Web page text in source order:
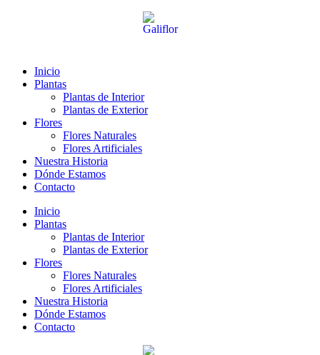
Inicio
Plantas
Plantas de Interior
Plantas de Exterior
Flores
Flores Naturales
Flores Artificiales
Nuestra Historia
Dónde Estamos
Contacto
Inicio
Plantas
Plantas de Interior
Plantas de Exterior
Flores
Flores Naturales
Flores Artificiales
Nuestra Historia
Dónde Estamos
Contacto